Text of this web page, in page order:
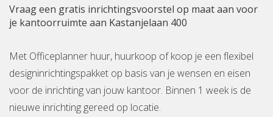
Vraag een gratis inrichtingsvoorstel op maat aan voor
je kantoorruimte aan Kastanjelaan 400
Met Officeplanner huur, huurkoop of koop je een flexibel
designinrichtingspakket op basis van je wensen en eisen
voor de inrichting van jouw kantoor. Binnen 1 week is de
nieuwe inrichting gereed op locatie.